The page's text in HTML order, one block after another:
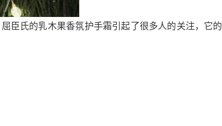
臣氏的乳木果香氛护手霜引起了很多人的关注，它的